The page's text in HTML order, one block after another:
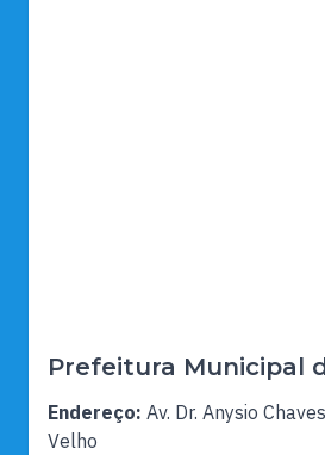
Prefeitura Municipal
Endereço: Av. Dr. Anysio
Velho